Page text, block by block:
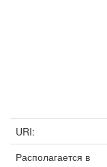
URI:
Располагается в